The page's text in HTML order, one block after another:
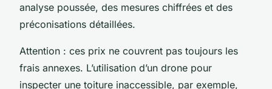
analyse poussée, des mesures chiffrées et des
préconisations détaillées.
Attention : ces prix ne couvrent pas toujours les
frais annexes. L’utilisation d’un drone pour
inspecter une toiture inaccessible, par exemple,